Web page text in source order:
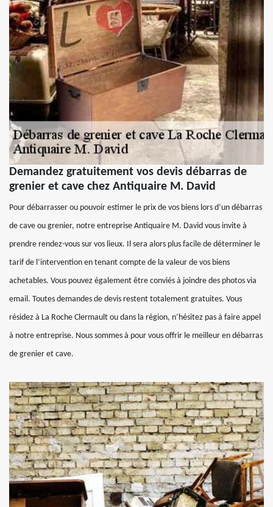
Demandez gratuitement vos devis débarras de
grenier et cave chez Antiquaire M. David
Pour débarrasser ou pouvoir estimer le prix de vos biens lors d’un débarras
de cave ou grenier, notre entreprise Antiquaire M. David vous invite à
prendre rendez-vous sur vos lieux. Il sera alors plus facile de déterminer le
tarif de l’intervention en tenant compte de la valeur de vos biens
achetables. Vous pouvez également être conviés à joindre des photos via
email. Toutes demandes de devis restent totalement gratuites. Vous
résidez à La Roche Clermault ou dans la région, n’hésitez pas à faire appel
à notre entreprise. Nous sommes à pour vous offrir le meilleur en débarras
de grenier et cave.